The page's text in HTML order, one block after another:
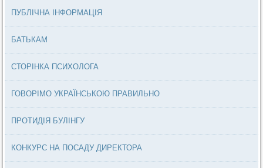
ПУБЛІЧНА ІНФОРМАЦІЯ
БАТЬКАМ
СТОРІНКА ПСИХОЛОГА
ГОВОРІМО УКРАЇНСЬКОЮ ПРАВИЛЬНО
ПРОТИДІЯ БУЛІНГУ
КОНКУРС НА ПОСАДУ ДИРЕКТОРА